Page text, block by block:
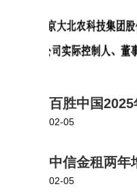
百胜中国
02-05
中信金租两年
02-05